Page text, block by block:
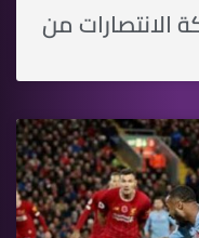
الانتصارات من